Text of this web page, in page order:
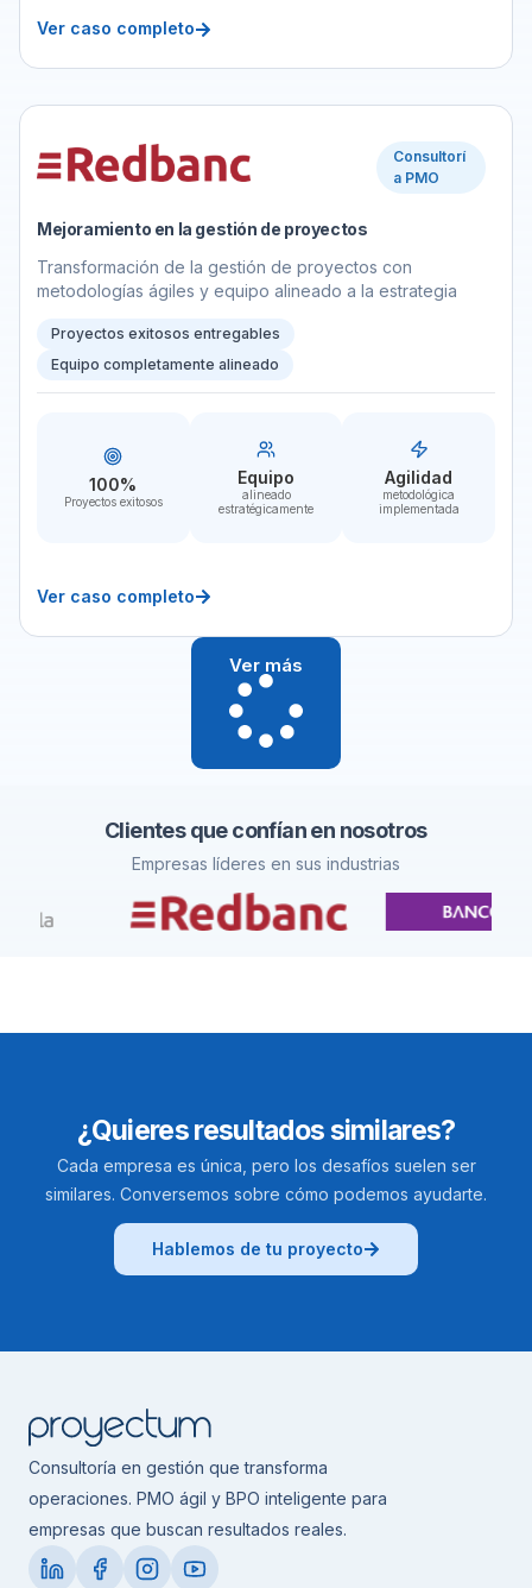
Ver caso completo
Consultorí
a PMO
Mejoramiento en la gestión de proyectos
Transformación de la gestión de proyectos con
metodologías ágiles y equipo alineado a la estrategia
Proyectos exitosos entregables
Equipo completamente alineado
100%
Proyectos exitosos
Equipo
alineado
estratégicamente
Agilidad
metodológica
implementada
Ver caso completo
Ver más
Clientes que confían en nosotros
Empresas líderes en sus industrias
¿Quieres resultados similares?
Cada empresa es única, pero los desafíos suelen ser
similares. Conversemos sobre cómo podemos ayudarte.
Hablemos de tu proyecto
Consultoría en gestión que transforma
operaciones. PMO ágil y BPO inteligente para
empresas que buscan resultados reales.